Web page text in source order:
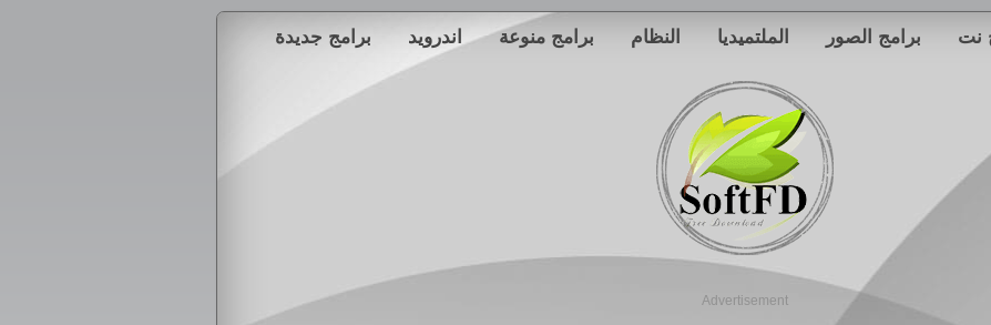
نت برامج الصور الملتميديا النظام برامج منوعة اندرويد
برامج جديدة
Advertisement